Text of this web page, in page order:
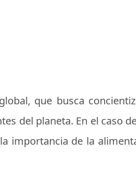
que busca
del planeta. En el caso
importancia de la